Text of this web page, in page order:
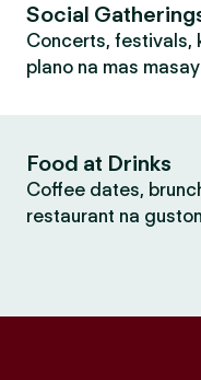
Social
Concerts, festivals,
plano na mas
Food at Drinks
Coffee dates,
restaurant na